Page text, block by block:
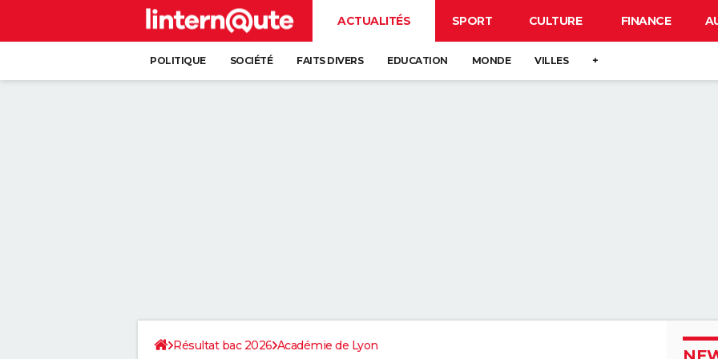
ACTUALITÉS SPORT CULTURE FINANCE
POLITIQUE SOCIÉTÉ FAITS DIVERS EDUCATION MONDE VILLES +
Résultat bac 2026 Académie de Lyon